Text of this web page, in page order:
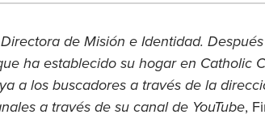
de Misión e Identidad.
ha establecido su hogar en Catholic
a los buscadores a través de la
a través de su canal de YouTube,